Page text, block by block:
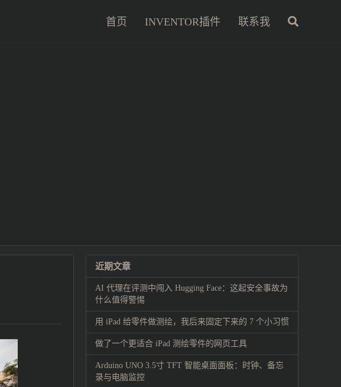
首页 INVENTOR插件 联系我
近期文章
AI 代理在评测中闯入 Hugging Face：这起安全事故为
什么值得警惕
用 iPad 给零件做测绘，我后来固定下来的 7 个小习惯
做了一个更适合 iPad 测绘零件的网页工具
Arduino UNO 3.5寸 TFT 智能桌面面板：时钟、备忘
录与电脑监控